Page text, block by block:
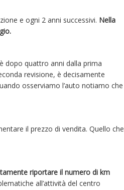
e ogni 2 anni successivi. Nella
dopo quattro anni dalla prima
revisione, è decisamente
osserviamo l’auto notiamo che
il prezzo di vendita. Quello che
riportare il numero di km
all’attività del centro